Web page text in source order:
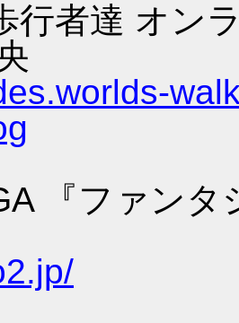
行者達 オン
『ファン